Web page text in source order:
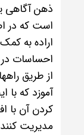
ذهن آگاهی
است که در
اراده به
احساسات
از طریق
آموزد که با
کردن آن با
مدیریت